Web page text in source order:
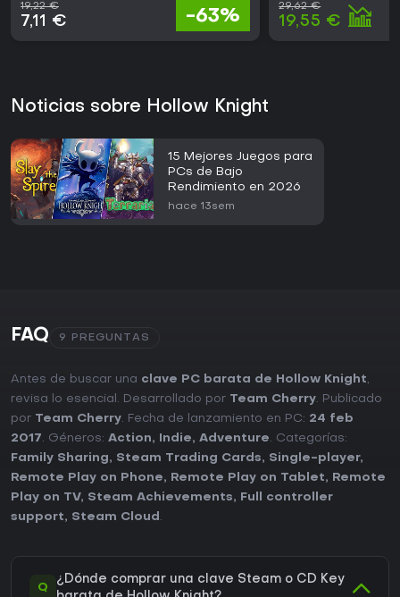
19,22 €
7,11 € -63%
29,62 €
19,55 €
Noticias sobre Hollow Knight
15 Mejores Juegos para
PCs de Bajo
Rendimiento en 2026
hace 13sem
FAQ 9 PREGUNTAS
Antes de buscar una clave PC barata de Hollow Knight,
revisa lo esencial. Desarrollado por Team Cherry. Publicado
por Team Cherry. Fecha de lanzamiento en PC: 24 feb
2017. Géneros: Action, Indie, Adventure. Categorías:
Family Sharing, Steam Trading Cards, Single-player,
Remote Play on Phone, Remote Play on Tablet,
Remote
Play on TV, Steam Achievements,
Full controller
support, Steam Cloud .
Q
¿Dónde comprar una clave Steam o CD Key